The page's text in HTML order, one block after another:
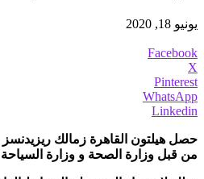
يونيو 18, 2020
Facebook
X
Pinterest
WhatsApp
Linkedin
حصل هيلتون القاهرة زمالك
من قبل وزارة الصحة و وزارة